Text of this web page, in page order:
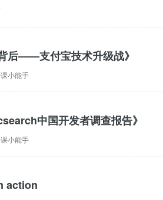
后——支付宝技术升级战》
小能手
中国开发者调查报告》
小能手
action